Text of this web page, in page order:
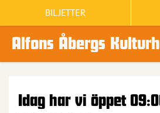
Alfons Åbergs
BILJETTER
Idag har vi öppet